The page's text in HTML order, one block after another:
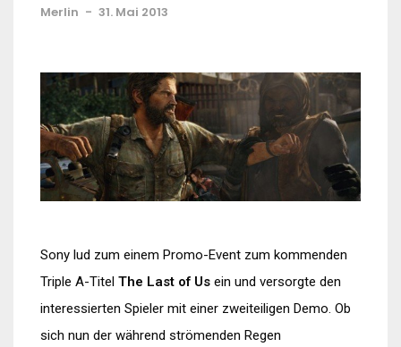
Merlin - 31. Mai 2013
Sony lud zum einem Promo-Event zum kommenden
Triple A-Titel The Last of Us ein und versorgte den
interessierten Spieler mit einer zweiteiligen Demo. Ob
sich nun der während strömenden Regen